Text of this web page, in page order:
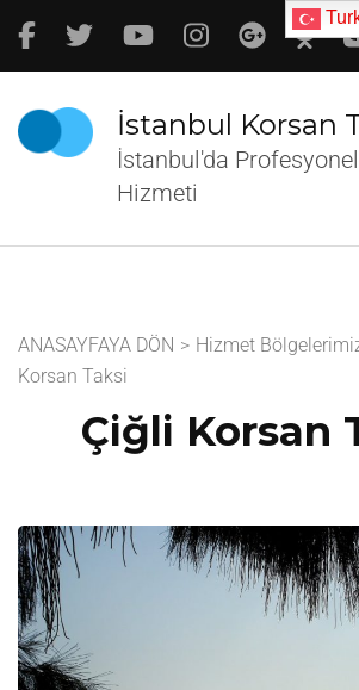
İçeriğe
atla
tuşuna
basın)
İstanbul Korsan
İstanbul'da Profesyonel
Hizmeti
ANASAYFAYA DÖN > Hizmet
Korsan Taksi
Çiğli Korsan